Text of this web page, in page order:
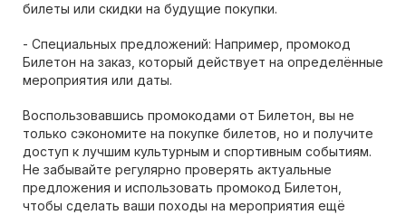
билеты или скидки на будущие покупки.
- Специальных предложений: Например, промокод
Билетон на заказ, который действует на определённые
мероприятия или даты.
Воспользовавшись промокодами от Билетон, вы не
только сэкономите на покупке билетов, но и получите
доступ к лучшим культурным и спортивным событиям.
Не забывайте регулярно проверять актуальные
предложения и использовать промокод Билетон,
чтобы сделать ваши походы на мероприятия ещё